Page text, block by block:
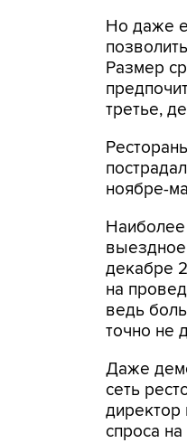
Но даже
Размер
третье,
ноябре-
Наиболее
декабре
на
ведь
точно не
Даже
сеть
директор
спроса